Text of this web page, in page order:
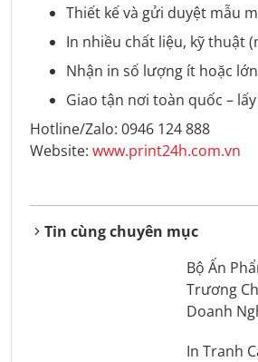
Thiết kế và gửi duyệt mẫu
In nhiều chất liệu, kỹ thuật
Nhận in số lượng ít hoặc lớn
Giao tận nơi toàn quốc –
Hotline/Zalo: 0946 124 888
Website: www.print24h.com.vn
Tin cùng chuyên mục
Bộ Ấn
Trương
Doanh
In Tranh